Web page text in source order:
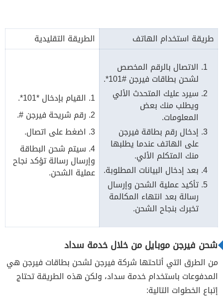
طريقة استخدام الهاتف
الطريقة التقليدية
الاتصال بالرقم المخصص
لشحن بطاقات فيرجن #101*.
سيرد عليك المتحدث الألي
ويطلب منك بعض
المعلومات.
إدخال رقم بطاقة فيرجن
على الهاتف عندما يطلبها
منك المتكلم الألي.
بعد إدخال البيانات المطلوبة.
تأكيد عملية الشحن وإرسال
رسالة بعد انتهاء المكالمة
تخبرك بنجاح الشحن.
1. القيام بإدخال *101*.
2. رقم شريحة فيرجن #.
3. اضغط على اتصال.
4. سيتم شحن البطاقة
وإرسال رسالة تؤكد نجاح
عملية الشحن.
شحن فيرجن موبايل من خلال خدمة سداد
من الطرق التي أتاحتها شركة فيرجن لشحن بطاقات فيرجن هي
المدفوعات باستخدام خدمة سداد، ولكن هذه الطريقة تحتاج
إتباع الخطوات التالية: